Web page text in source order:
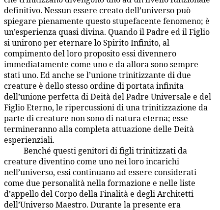
definitivo. Nessun essere creato dell’universo può
spiegare pienamente questo stupefacente fenomeno; è
un’esperienza quasi divina. Quando il Padre ed il Figlio
si unirono per eternare lo Spirito Infinito, al
compimento del loro proposito essi divennero
immediatamente come uno e da allora sono sempre
stati uno. Ed anche se l’unione trinitizzante di due
creature è dello stesso ordine di portata infinita
dell’unione perfetta di Deità del Padre Universale e del
Figlio Eterno, le ripercussioni di una trinitizzazione da
parte di creature non sono di natura eterna; esse
termineranno alla completa attuazione delle Deità
esperienziali.
Benché questi genitori di figli trinitizzati da
creature diventino come uno nei loro incarichi
nell’universo, essi continuano ad essere considerati
come due personalità nella formazione e nelle liste
d’appello del Corpo della Finalità e degli Architetti
dell’Universo Maestro. Durante la presente era